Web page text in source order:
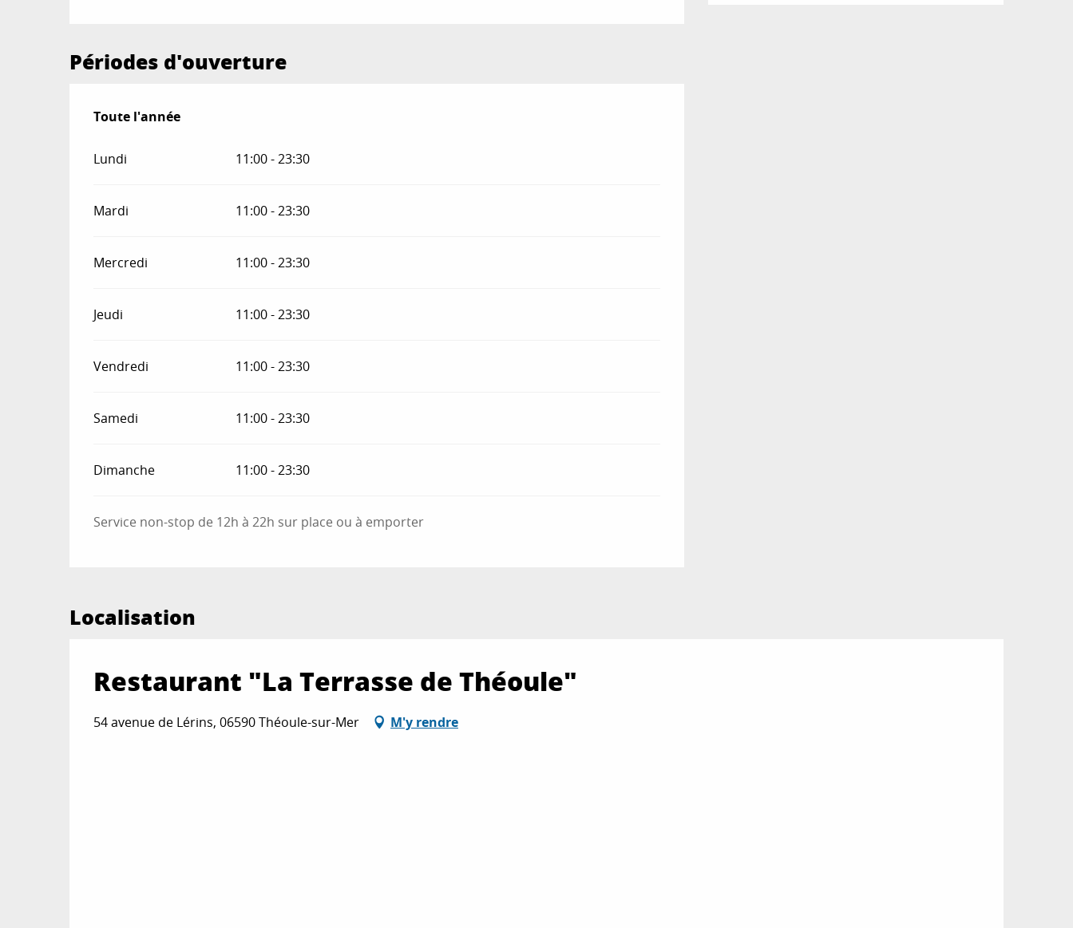
Périodes d'ouverture
Toute l'année
Toute l'année
Lundi 11:00 - 23:30
Mardi 11:00 - 23:30
Mercredi 11:00 - 23:30
Jeudi 11:00 - 23:30
Vendredi 11:00 - 23:30
Samedi 11:00 - 23:30
Dimanche 11:00 - 23:30
Service non-stop de 12h à 22h sur place ou à emporter
Localisation
Restaurant "La Terrasse de Théoule"
54 avenue de Lérins, 06590 Théoule-sur-Mer M'y rendre